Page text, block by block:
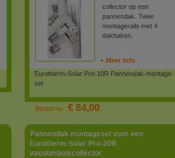
collector op een
pannendak. Twee
montagerails met 4
dakhaken.
Meer Info
Eurotherm-Solar Pro-10R Pannendak-montage-
set
Bestel nu : € 84,00
Pannendak montageset voor een
Eurotherm-Solar Pro-20R
vacuümbuiscollector